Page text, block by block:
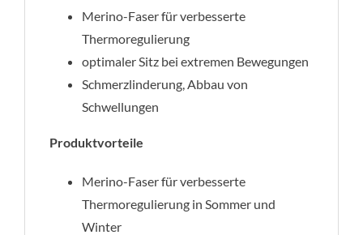
Merino-Faser für verbesserte
Thermoregulierung
optimaler Sitz bei extremen Bewegungen
Schmerzlinderung, Abbau von
Schwellungen
Produktvorteile
Merino-Faser für verbesserte
Thermoregulierung in Sommer und
Winter